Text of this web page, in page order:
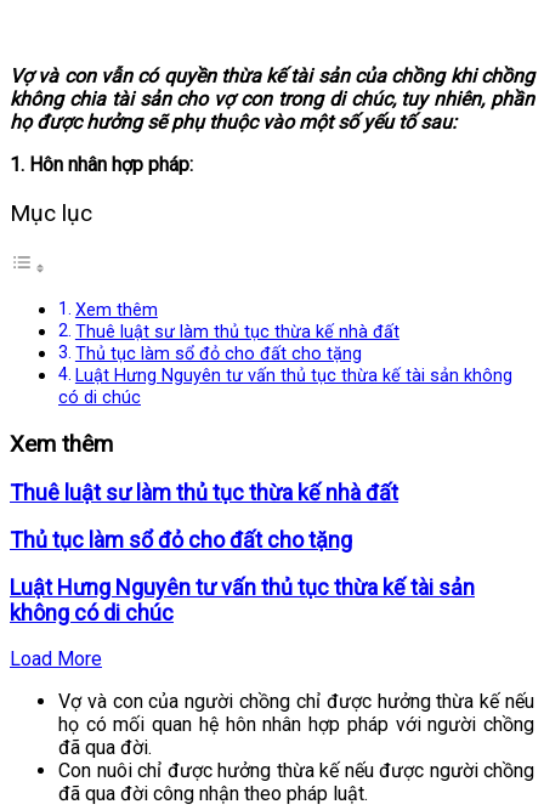
Vợ và con vẫn có quyền thừa kế tài sản của chồng khi chồng
không chia tài sản cho vợ con trong di chúc, tuy nhiên, phần
họ được hưởng sẽ phụ thuộc vào một số yếu tố sau:
1. Hôn nhân hợp pháp:
Mục lục
Xem thêm
Thuê luật sư làm thủ tục thừa kế nhà đất
Thủ tục làm sổ đỏ cho đất cho tặng
Luật Hưng Nguyên tư vấn thủ tục thừa kế tài sản không
có di chúc
Xem thêm
Thuê luật sư làm thủ tục thừa kế nhà đất
Thủ tục làm sổ đỏ cho đất cho tặng
Luật Hưng Nguyên tư vấn thủ tục thừa kế tài sản
không có di chúc
Load More
Vợ và con của người chồng chỉ được hưởng thừa kế nếu
họ có mối quan hệ hôn nhân hợp pháp với người chồng
đã qua đời.
Con nuôi chỉ được hưởng thừa kế nếu được người chồng
đã qua đời công nhận theo pháp luật.